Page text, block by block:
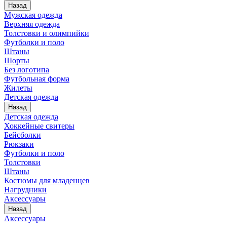
Назад
Мужская одежда
Верхняя одежда
Толстовки и олимпийки
Футболки и поло
Штаны
Шорты
Без логотипа
Футбольная форма
Жилеты
Детская одежда
Назад
Детская одежда
Хоккейные свитеры
Бейсболки
Рюкзаки
Футболки и поло
Толстовки
Штаны
Костюмы для младенцев
Нагрудники
Аксессуары
Назад
Аксессуары